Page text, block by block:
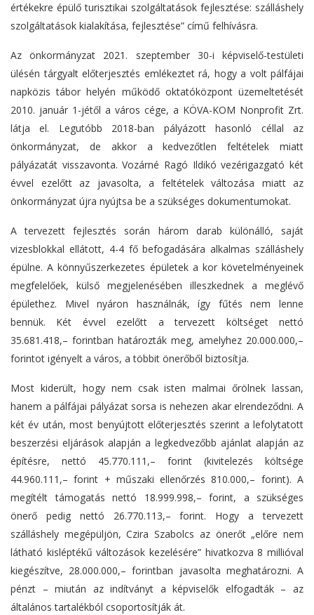
értékekre épülő turisztikai szolgáltatások fejlesztése: szálláshely
szolgáltatások kialakítása, fejlesztése” című felhívásra.
Az önkormányzat 2021. szeptember 30-i képviselő-testületi
ülésén tárgyalt előterjesztés emlékeztet rá, hogy a volt pálfájai
napközis tábor helyén működő oktatóközpont üzemeltetését
2010. január 1-jétől a város cége, a KÖVA-KOM Nonprofit Zrt.
látja el. Legutóbb 2018-ban pályázott hasonló céllal az
önkormányzat, de akkor a kedvezőtlen feltételek miatt
pályázatát visszavonta. Vozárné Ragó Ildikó vezérigazgató két
évvel ezelőtt az javasolta, a feltételek változása miatt az
önkormányzat újra nyújtsa be a szükséges dokumentumokat.
A tervezett fejlesztés során három darab különálló, saját
vizesblokkal ellátott, 4-4 fő befogadására alkalmas szálláshely
épülne. A könnyűszerkezetes épületek a kor követelményeinek
megfelelőek, külső megjelenésében illeszkednek a meglévő
épülethez. Mivel nyáron használnák, így fűtés nem lenne
bennük. Két évvel ezelőtt a tervezett költséget nettó
35.681.418,– forintban határozták meg, amelyhez 20.000.000,–
forintot igényelt a város, a többit önerőből biztosítja.
Most kiderült, hogy nem csak isten malmai őrölnek lassan,
hanem a pálfájai pályázat sorsa is nehezen akar elrendeződni. A
két év után, most benyújtott előterjesztés szerint a lefolytatott
beszerzési eljárások alapján a legkedvezőbb ajánlat alapján az
építésre, nettó 45.770.111,– forint (kivitelezés költsége
44.960.111,– forint + műszaki ellenőrzés 810.000,– forint). A
megítélt támogatás nettó 18.999.998,– forint, a szükséges
önerő pedig nettó 26.770.113,– forint. Hogy a tervezett
szálláshely megépüljön, Czira Szabolcs az önerőt „előre nem
látható kisléptékű változások kezelésére” hivatkozva 8 millióval
kiegészítve, 28.000.000,– forintban javasolta meghatározni. A
pénzt – miután az indítványt a képviselők elfogadták – az
általános tartalékból csoportosítják át.